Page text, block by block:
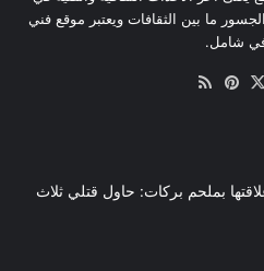
ما بين الثقافات ويعتبر موقع فني
شامل.
فيسبوك
‫X بينتيريست
بملحم بركات: حاول قتلي ثلاث